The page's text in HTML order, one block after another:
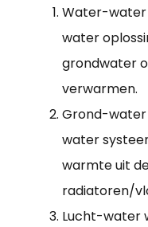
Water-water
water
grondwater
verwarmen.
Grond-
water
warmte uit
radiatoren/
Lucht-water